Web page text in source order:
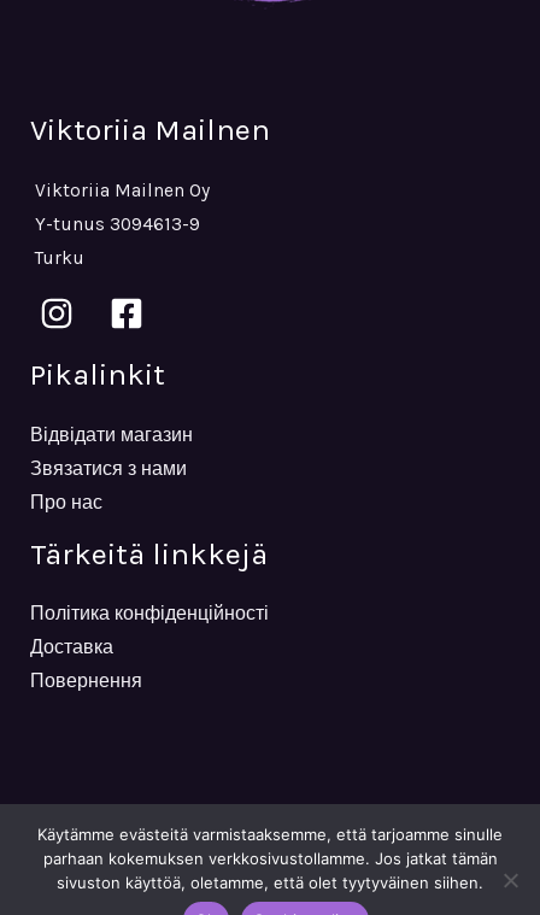
Viktoriia Mailnen
Viktoriia Mailnen Oy
Y-tunus 3094613-9
Turku
Pikalinkit
Відвідати магазин
Звязатися з нами
Про нас
Tärkeitä linkkejä
Політика конфіденційності
Доставка
Повернення
Powered By Viktoriia Mailnen
Käytämme evästeitä varmistaaksemme, että tarjoamme sinulle
parhaan kokemuksen verkkosivustollamme. Jos jatkat tämän
sivuston käyttöä, oletamme, että olet tyytyväinen siihen.